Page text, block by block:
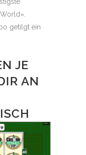
getilgt ein
JE
AN